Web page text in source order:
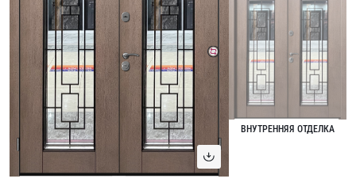
ВНУТРЕННЯЯ ОТДЕЛКА